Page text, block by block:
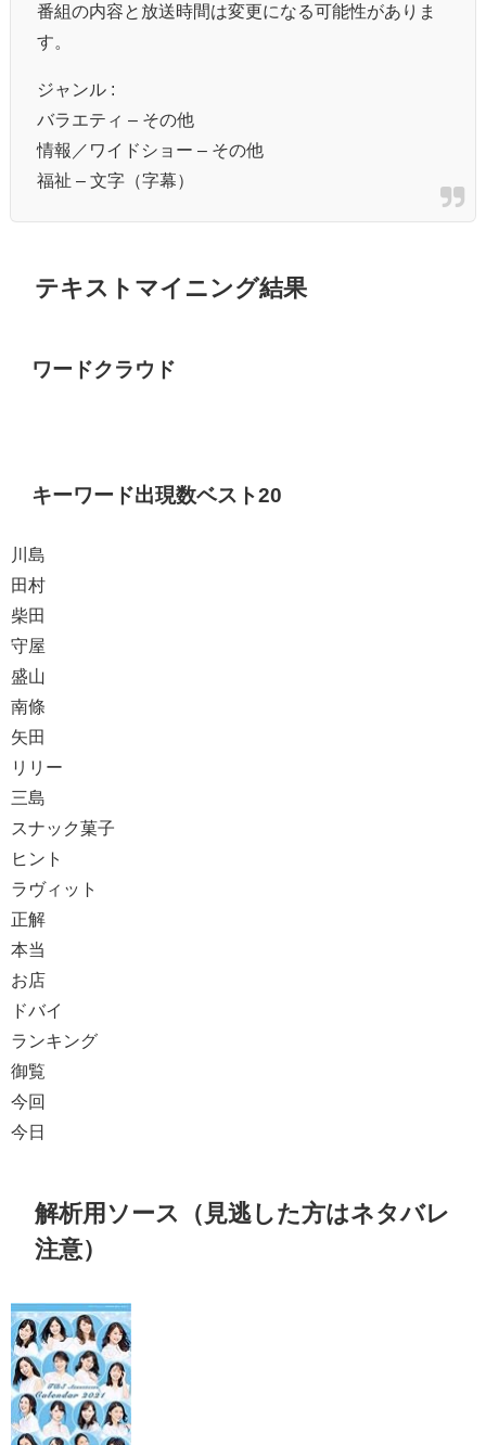
番組の内容と放送時間は変更になる可能性がありま
す。
ジャンル :
バラエティ – その他
情報／ワイドショー – その他
福祉 – 文字（字幕）
テキストマイニング結果
ワードクラウド
キーワード出現数ベスト20
川島
田村
柴田
守屋
盛山
南條
矢田
リリー
三島
スナック菓子
ヒント
ラヴィット
正解
本当
お店
ドバイ
ランキング
御覧
今回
今日
解析用ソース（見逃した方はネタバレ
注意）